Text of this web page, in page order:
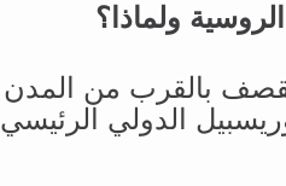
ولماذا؟
بالقرب من المدن
الدولي الرئيسي